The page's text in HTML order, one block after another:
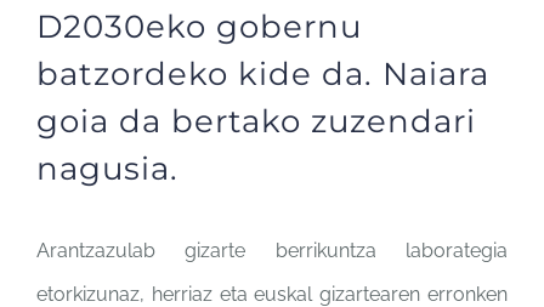
D2030eko gobernu
batzordeko kide da. Naiara
goia da bertako zuzendari
nagusia.
Arantzazulab gizarte berrikuntza laborategia
etorkizunaz, herriaz eta euskalgizartearen erronken